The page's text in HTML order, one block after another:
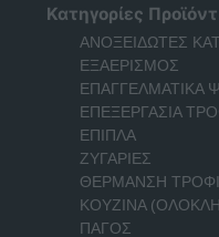
Κατηγορίες
ΑΝΟΞΕΙΔΩΤΕΣ
ΕΞΑΕΡΙΣΜΟΣ
ΕΠΑΓΓΕΛΜΑΤΙΚΑ
ΕΠΕΞΕΡΓΑΣΙΑ
ΕΠΙΠΛΑ
ΖΥΓΑΡΙΕΣ
ΘΕΡΜΑΝΣΗ
ΚΟΥΖΙΝΑ
ΠΑΓΟΣ